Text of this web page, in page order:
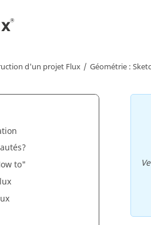
d'un projet Flux Géométrie :
to"